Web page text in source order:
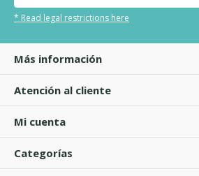
* Read legal restrictions here
Más información
Atención al cliente
Mi cuenta
Categorías